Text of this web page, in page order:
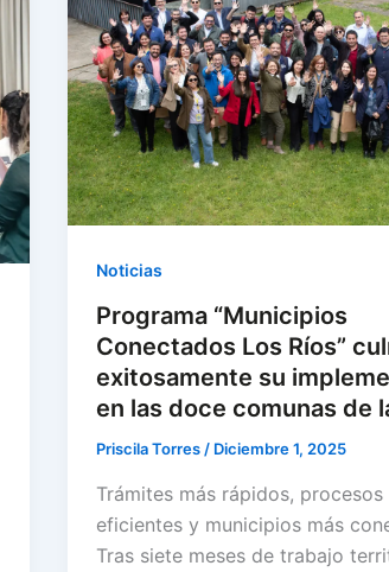
Noticias
Programa “Municipios
Conectados Los Ríos”
exitosamente su
en las doce comunas de
Priscila Torres/ Diciembre 1, 2025
Trámites más rápidos, procesos
eficientes y municipios más
Tras siete meses de trabajo